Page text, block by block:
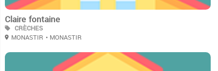
Claire fontaine
CRÈCHES
MONASTIR • MONASTIR